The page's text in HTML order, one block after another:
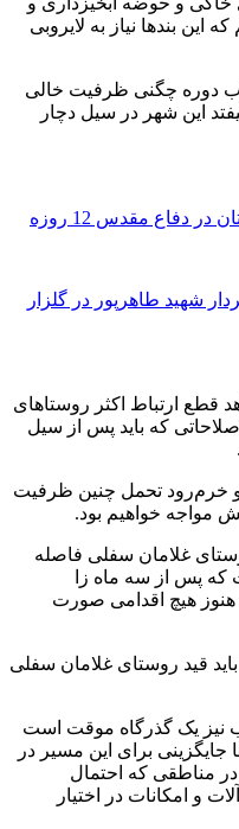
این بندها نیاز به لایروبی
دوره چگنی ظرفیت خالی
این شهر در سیل دچار
دفاع مقدس 12 روزه
شهید طاهرپور در گلزار
قطع ارتباط اکثر روستاهای
که باید پس از سیل
و خرم‌رود تحمل چنین ظرفیت
مواجه خواهیم بود.
غلامان سفلی فاصله
پس از سه ماه زا
هنوز هیچ اقدامی صورت
قید روستای غلامان سفلی
نیز یک گذرگاه موقت است
جایگزینی برای این مسیر در
مناطقی که احتمال
و امکانات در اختیار